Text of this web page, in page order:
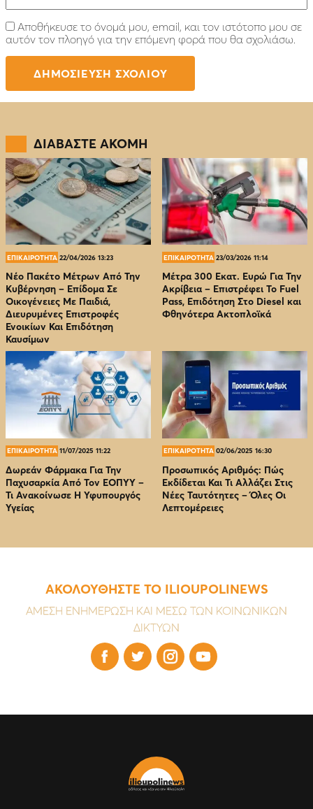
Αποθήκευσε το όνομά μου, email, και τον ιστότοπο μου σε
αυτόν τον πλοηγό για την επόμενη φορά που θα σχολιάσω.
ΔΙΑΒΑΣΤΕ ΑΚΟΜΗ
ΕΠΙΚΑΙΡΟΤΗΤΑ 22/04/2026 13:23
Νέο Πακέτο Μέτρων Από Την
Κυβέρνηση – Επίδομα Σε
Οικογένειες Με Παιδιά,
Διευρυμένες Επιστροφές
Ενοικίων Και Επιδότηση
Καυσίμων
ΕΠΙΚΑΙΡΟΤΗΤΑ 23/03/2026 11:14
Μέτρα 300 Εκατ. Ευρώ Για Την
Ακρίβεια – Επιστρέφει Το Fuel
Pass, Επιδότηση Στο Diesel και
Φθηνότερα Ακτοπλοϊκά
ΕΠΙΚΑΙΡΟΤΗΤΑ 11/07/2025 11:22
Δωρεάν Φάρμακα Για Την
Παχυσαρκία Από Τον EOΠΥΥ –
Τι Ανακοίνωσε Η Υφυπουργός
Υγείας
ΕΠΙΚΑΙΡΟΤΗΤΑ 02/06/2025 16:30
Προσωπικός Αριθμός: Πώς
Εκδίδεται Και Τι Αλλάζει Στις
Νέες Ταυτότητες – Όλες Οι
Λεπτομέρειες
ΑΚΟΛΟΥΘΗΣΤΕ ΤΟ ILIOUPOLINEWS
ΑΜΕΣΗ ΕΝΗΜΕΡΩΣΗ ΚΑΙ ΜΕΣΩ ΤΩΝ ΚΟΙΝΩΝΙΚΩΝ
ΔΙΚΤΥΩΝ
   